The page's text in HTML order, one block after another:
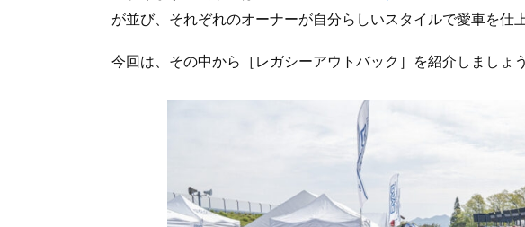
が並び、それぞれのオーナーが自分らしいスタイルで愛車を仕
今回は、その中から［レガシーアウトバック］を紹介しましょ